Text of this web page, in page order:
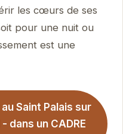
les cœurs de ses
pour une nuit ou
est une
Saint Palais sur
dans un CADRE